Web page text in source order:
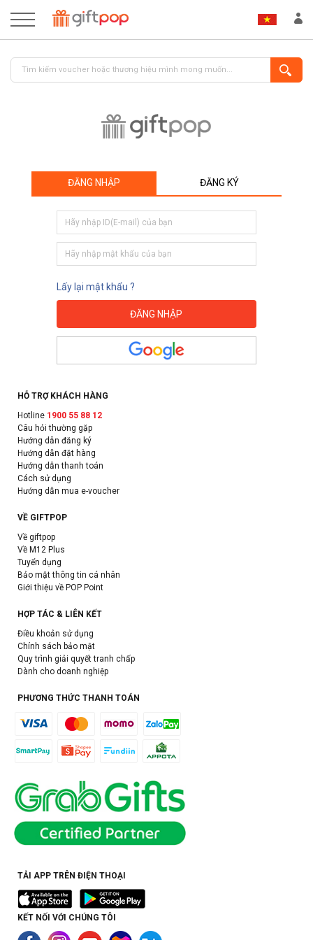
ĐĂNG NHẬP ĐĂNG KÝ
Lấy lại mật khẩu ?
HỖ TRỢ KHÁCH HÀNG
Hotline 1900 55 88 12
Câu hỏi thường gặp
Hướng dẫn đăng ký
Hướng dẫn đặt hàng
Hướng dẫn thanh toán
Cách sử dụng
Hướng dẫn mua e-voucher
VỀ GIFTPOP
Về giftpop
Về M12 Plus
Tuyển dụng
Bảo mật thông tin cá nhân
Giới thiệu về POP Point
HỢP TÁC & LIÊN KẾT
Điều khoản sử dụng
Chính sách bảo mật
Quy trình giải quyết tranh chấp
Dành cho doanh nghiệp
PHƯƠNG THỨC THANH TOÁN
TẢI APP TRÊN ĐIỆN THOẠI
KẾT NỐI VỚI CHÚNG TÔI